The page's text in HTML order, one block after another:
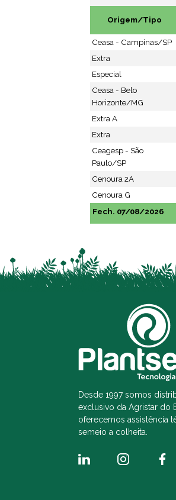
Origem/Tipo
Ceasa - Campinas/SP
Extra
Especial
Ceasa - Belo
Horizonte/MG
Extra A
Extra
Ceagesp - São
Paulo/SP
Cenoura 2A
Cenoura G
Fech. 07/08/2026
Desde 1997 somos
exclusivo da Agristar do
oferecemos assistência
semeio a colheita.